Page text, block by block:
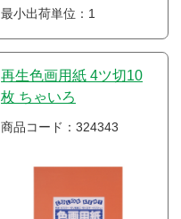
最小出荷単位：1
再生色画用紙 4ツ切10
枚 ちゃいろ
商品コード：324343